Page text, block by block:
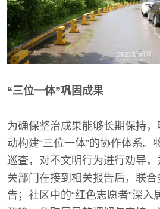
“三位一体”巩固成果
为确保整治成果能够长期保持
动构建“三位一体”的协作体系。
巡查，对不文明行为进行劝导
关部门在接到相关报告后，联
告；社区中的“红色志愿者”深入